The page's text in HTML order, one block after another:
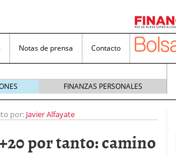
Notas de prensa Contacto
FINANZAS PERSONALES
por: Javier Alfayate
por tanto: camino